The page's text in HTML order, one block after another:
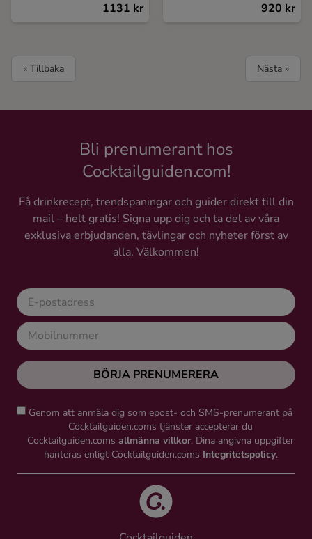
1131 kr 920 kr
« Tillbaka Nästa »
Bli prenumerant hos
Cocktailguiden.com!
Få drinkrecept, trendspaningar och guider direkt till din
mail – helt gratis! Signa upp dig och ta del av våra
exklusiva erbjudanden, tävlingar och nyheter först av
alla. Välkommen!
BÖRJA PRENUMERERA
Genom att anmäla dig som epost- och SMS-prenumerant på
Cocktailguiden.coms tjänster accepterar du
Cocktailguiden.coms allmänna villkor. Dina angivna uppgifter
hanteras enligt Cocktailguiden.coms Integritetspolicy.